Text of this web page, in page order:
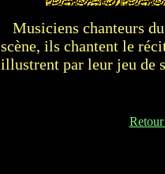
Musiciens chanteurs
scène, ils chantent le
illustrent par leur jeu de
Retour